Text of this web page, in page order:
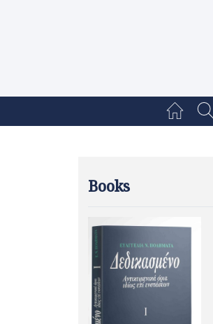
Books